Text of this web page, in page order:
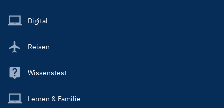
Main
Digital
Reisen
Wissenstest
Lernen & Familie